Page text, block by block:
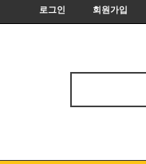
로그인 회원가입